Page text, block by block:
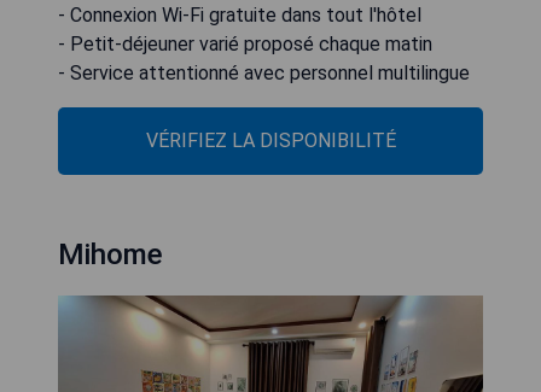
- Connexion Wi-Fi gratuite dans tout l'hôtel
- Petit-déjeuner varié proposé chaque matin
- Service attentionné avec personnel multilingue
VÉRIFIEZ LA DISPONIBILITÉ
Mihome